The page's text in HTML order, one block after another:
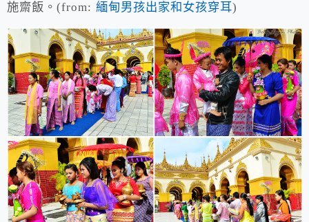
施齋飯。(from: 緬甸男孩出家和女孩穿耳)